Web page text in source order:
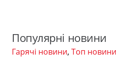
Популярні новини
Гарячі новини, Топ новини